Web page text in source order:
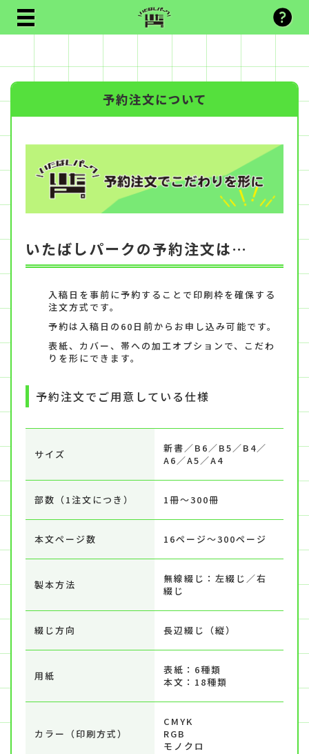
予約注文について
いたばしパークの予約注文は…
入稿日を事前に予約することで印刷枠を確保する
注文方式です。
予約は入稿日の60日前からお申し込み可能です。
表紙、カバー、帯への加工オプションで、こだわ
りを形にできます。
予約注文でご用意している仕様
サイズ
新書／B6／B5／B4／
A6／A5／A4
部数（1注文につき） 1冊～300冊
本文ページ数 16ページ～300ページ
製本方法
無線綴じ：左綴じ／右
綴じ
綴じ方向 長辺綴じ（縦）
用紙
表紙：6種類
本文：18種類
カラー（印刷方式）
CMYK
RGB
モノクロ